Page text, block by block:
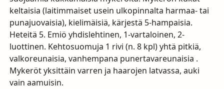
keltaisia (laitimmaiset usein ulkopinnalta harmaa- tai
punajuovaisia), kielimäisiä, kärjestä 5-hampaisia.
Heteitä 5. Emiö yhdislehtinen, 1-vartaloinen, 2-
luottinen. Kehtosuomuja 1 rivi (n. 8 kpl) yhtä pitkiä,
valkoreunaisia, vanhempana punertavareunaisia .
Mykeröt yksittäin varren ja haarojen latvassa, auki
vain aamuisin.